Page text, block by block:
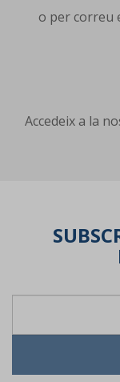
o per correu
Accedeix a la